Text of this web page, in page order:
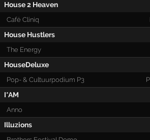
House 2 Heaven
Café Cliniq
House Hustlers
The Energy
HouseDeluxe
Pop- & Cultuurpodium P3
I*AM
Anno
Illuzions